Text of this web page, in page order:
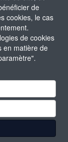
de
cookies, le cas
de cookies
en matière de